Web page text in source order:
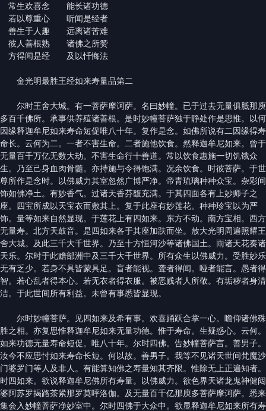
常生欢喜念 能长诸功德
若以尊重心 听闻是经者
善生于人趣 远离诸苦难
彼人善根熟 诸佛之所赞
方得闻是经 及以忏悔法
金光明最胜王经如来寿量品第二
尔时王舍大城。有一菩萨摩诃萨。名曰妙幢。已于过去无量俱胝那庾
多百千佛所。承事供养殖诸善根。是时妙幢菩萨独于静处作是思惟。以何
因缘释迦牟尼如来寿命短促唯八十年。复作是念。如佛所说有二因缘得寿
命长。云何为二。一者不害生命。二者施他饮食。然释迦牟尼如来。曾于
无量百千万亿无数大劫。不害生命行十善道。常以饮食惠施一切饥饿众
生。乃至己身血肉骨髓。亦持施与令得饱满。况余饮食。时彼菩萨。于世
尊所作是念时。以佛威力其室忽然广博严净。帝青琉璃种种众宝。杂彩间
饰如佛净土。有妙香气。过诸天香芬馥充满。于其四面各有上妙师子之
座。四宝所成以天宝衣而敷其上。复于此座有妙莲花。种种珍宝以为严
饰。量等如来自然显现。于莲花上有四如来。东方不动。南方宝相。西方
无量寿。北方天鼓音。是四如来各于其座加趺而坐。放大光明周遍照耀王
舍大城。及此三千大千世界。乃至十方恒河沙等诸佛国土。雨诸天花奏诸
天乐。尔时于此赡部洲中及三千大千世界。所有众生以佛威力。受胜妙乐
无有乏少。若身不具皆蒙具足。盲者能视。聋者得闻。哑者能言。愚者得
智。若心乱者得本心。若无衣者得衣服。被恶贱者人所敬。有垢秽者身清
洁。于此世间所有利益。未曾有事悉皆显现。
尔时妙幢菩萨。见四如来及希有事。欢喜踊跃合掌一心。瞻仰诸佛殊
胜之相。亦复思惟释迦牟尼如来无量功德。惟于寿命。生疑惑心。云何。
如来功德无量寿命短促。唯八十年。尔时四佛。告妙幢菩萨言。善男子。
汝今不应思忖如来寿命长短。何以故。善男子。我等不见诸天世间梵魔沙
门婆罗门等人及非人。有能算知佛之寿量知其齐限。惟除无上正遍知者。
时四如来。欲说释迦牟尼佛所有寿量。以佛威力。欲色界天诸龙鬼神健闼
婆阿苏罗揭路茶紧那罗莫呼洛伽。及无量百千亿那庾多菩萨摩诃萨。悉来
集会入妙幢菩萨净妙室中。尔时四佛于大众中。欲显释迦牟尼如来所有寿